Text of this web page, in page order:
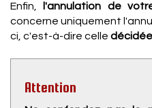
Enfin, l'annulation de
concerne uniquement
ci, c'est-à-dire celle
Attention